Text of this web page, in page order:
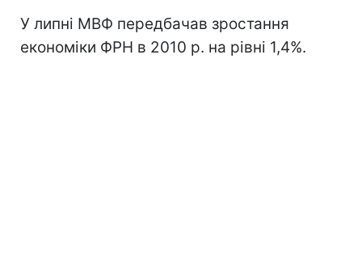
У липні МВФ передбачав зростання
економіки ФРН в 2010 р. на рівні 1,4%.